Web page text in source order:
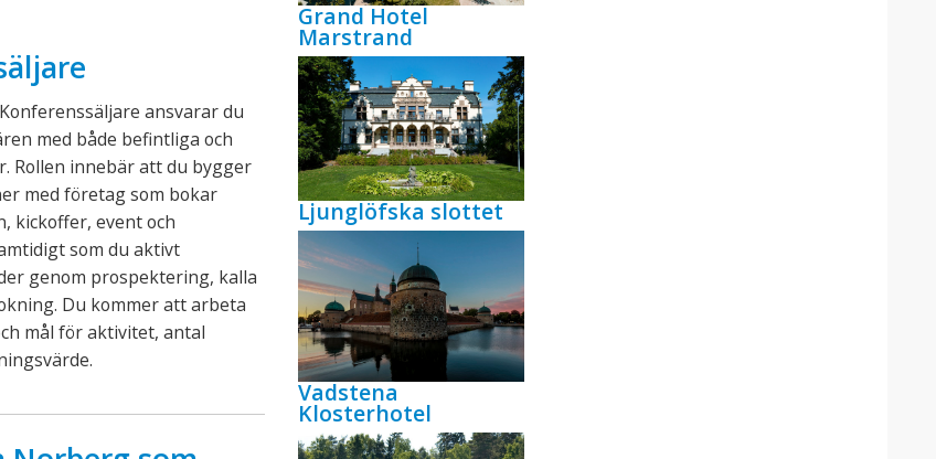
ansvarar du
med både befintliga och
Rollen innebär att du bygger
med företag som bokar
kickoffer, event och
som du aktivt
genom prospektering, kalla
Du kommer att arbeta
mål för aktivitet, antal
Grand Hotel
Marstrand
Ljunglöfska slottet
Vadstena
Klosterhotel